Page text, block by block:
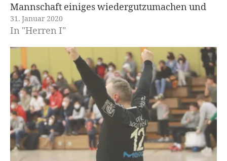
Mannschaft einiges wiedergutzumachen und
das zeigten sie auch von der ersten Minute an.
Wiedergutmachung Die Abwehr stand von
Anfang an gut und so gelangen den…
31. Januar 2020
In "Herren I"